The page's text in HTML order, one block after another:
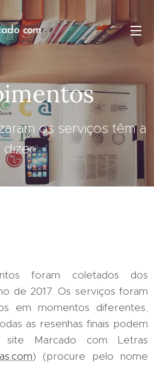
com
os serviços têm a
dizer
foram coletados dos
de 2017. Os serviços foram
em momentos diferentes,
as resenhas finais podem
site Marcado com Letras
) (procure pelo nome